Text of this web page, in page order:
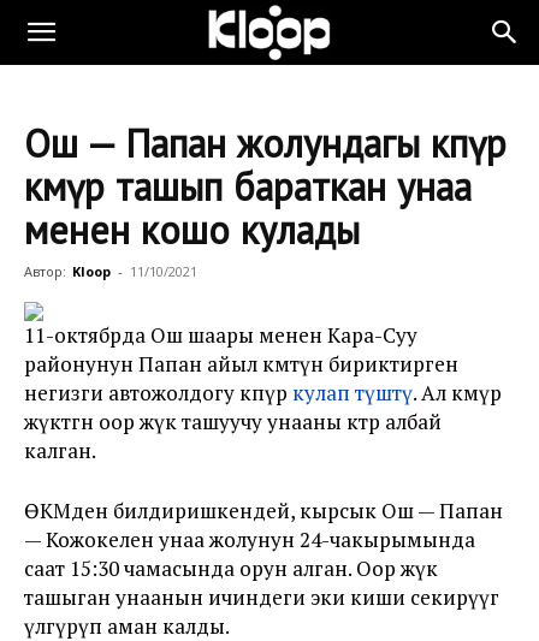
Ош — Папан жолундагы көпүрө
көмүр ташып бараткан унаа
менен кошо кулады
Автор: Kloop - 11/10/2021
11-октябрда Ош шаары менен Кара-Суу
районунун Папан айыл өкмөтүн бириктирген
негизги автожолдогу көпүрө кулап түштү. Ал көмүр
жүктөгөн оор жүк ташуучу унааны көтөрө албай
калган.
ӨКМден билдиришкендей, кырсык Ош — Папан
— Кожокелен унаа жолунун 24-чакырымында
саат 15:30 чамасында орун алган. Оор жүк
ташыган унаанын ичиндеги эки киши секирүүгө
үлгүрүп аман калды.